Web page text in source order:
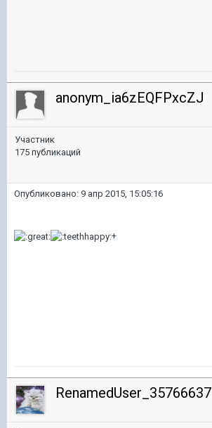
anonym_ia6zEQFPxcZJ
Участник
175 публикаций
Опубликовано: 9 апр 2015, 15:05:16
+
RenamedUser_35766637